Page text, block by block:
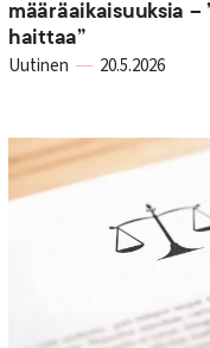
määräaikaisuuksia
haittaa”
Uutinen 20.5.2026